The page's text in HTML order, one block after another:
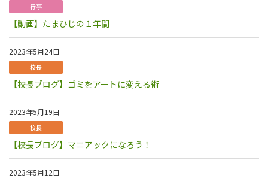
行事
【動画】たまひじの１年間
2023年5月24日
校長
【校長ブログ】ゴミをアートに変える術
2023年5月19日
校長
【校長ブログ】マニアックになろう！
2023年5月12日